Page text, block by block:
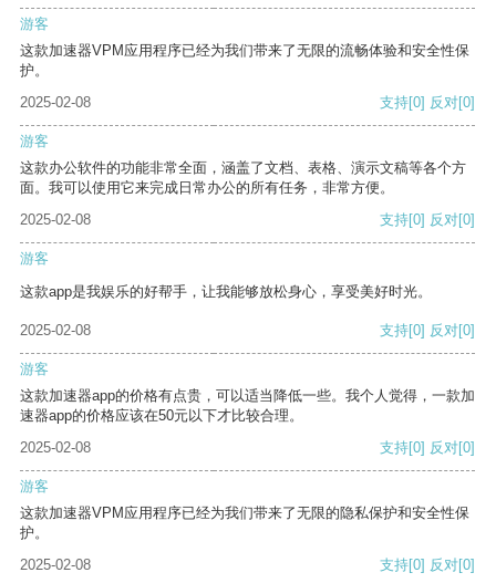
游客
这款加速器VPM应用程序已经为我们带来了无限的流畅体验和安全性保
护。
2025-02-08
支持[0] 反对[0]
游客
这款办公软件的功能非常全面，涵盖了文档、表格、演示文稿等各个方
面。我可以使用它来完成日常办公的所有任务，非常方便。
2025-02-08
支持[0] 反对[0]
游客
这款app是我娱乐的好帮手，让我能够放松身心，享受美好时光。
2025-02-08 支持[0] 反对[0]
游客
这款加速器app的价格有点贵，可以适当降低一些。我个人觉得，一款加
速器app的价格应该在50元以下才比较合理。
2025-02-08
支持[0] 反对[0]
游客
这款加速器VPM应用程序已经为我们带来了无限的隐私保护和安全性保
护。
2025-02-08
支持[0] 反对[0]